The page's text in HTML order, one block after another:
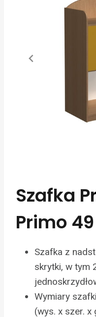
Szafka
Primo 49
Szafka z
skrytki, w tym
Wymiary
(wys. x szer. x